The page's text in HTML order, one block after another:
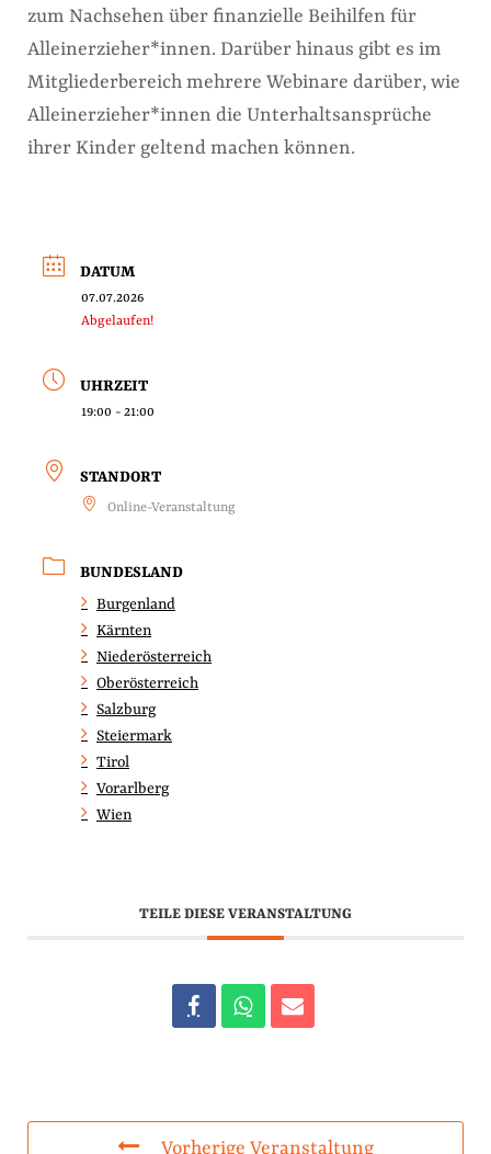
zum Nachsehen über finanzielle Beihilfen für
Alleinerzieher*innen. Darüber hinaus gibt es im
Mitgliederbereich mehrere Webinare darüber, wie
Alleinerzieher*innen die Unterhaltsansprüche
ihrer Kinder geltend machen können.
DATUM
07.07.2026
Abgelaufen!
UHRZEIT
19:00 - 21:00
STANDORT
Online-Veranstaltung
BUNDESLAND
Burgenland
Kärnten
Niederösterreich
Oberösterreich
Salzburg
Steiermark
Tirol
Vorarlberg
Wien
TEILE DIESE VERANSTALTUNG
Vorherige Veranstaltung